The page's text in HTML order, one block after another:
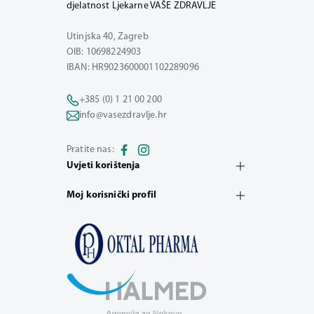
djelatnost Ljekarne VAŠE ZDRAVLJE
Utinjska 40, Zagreb
OIB: 10698224903
IBAN: HR9023600001102289096
+385 (0) 1 21 00 200
info@vasezdravlje.hr
Pratite nas:
Uvjeti korištenja
Moj korisnički profil